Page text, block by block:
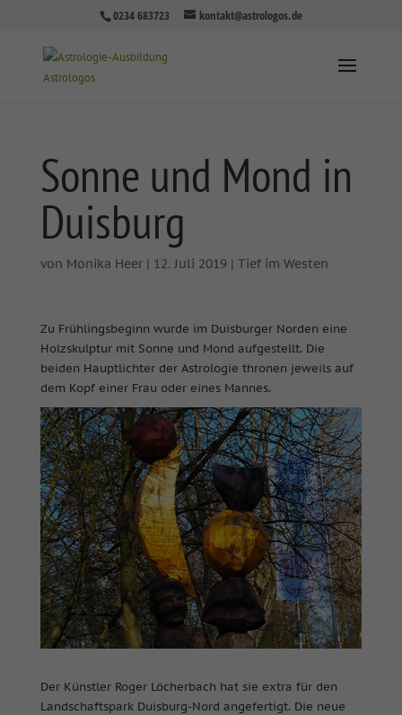
0234 683723 kontakt@astrologos.de
Sonne und Mond in
Duisburg
von Monika Heer| 12. Juli 2019| Tief im Westen
Zu Frühlingsbeginn wurde im Duisburger Norden eine
Holzskulptur mit Sonne und Mond aufgestellt. Die
beiden Hauptlichter der Astrologie thronen jeweils auf
dem Kopf einer Frau oder eines Mannes.
Der Künstler Roger Löcherbach hat sie extra für den
Landschaftspark Duisburg-Nord angefertigt. Die neue